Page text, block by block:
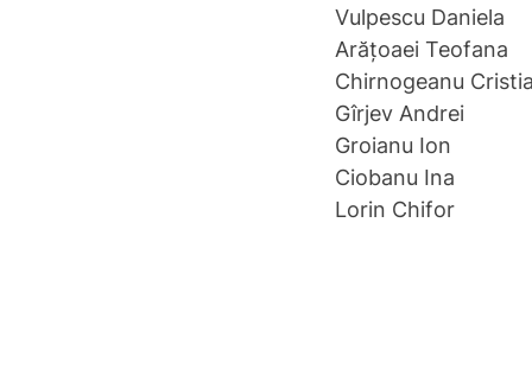
Vulpescu Daniela
Arățoaei Teofana
Chirnogeanu
Gîrjev Andrei
Groianu Ion
Ciobanu Ina
Lorin Chifor